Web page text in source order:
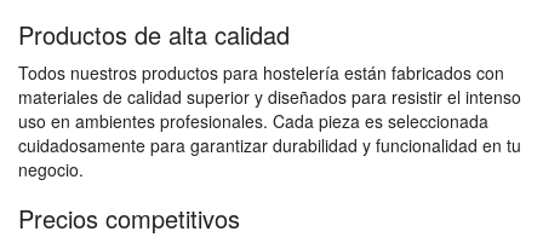
Productos de alta calidad
Todos nuestros productos para hostelería están fabricados con
materiales de calidad superior y diseñados para resistir el intenso
uso en ambientes profesionales. Cada pieza es seleccionada
cuidadosamente para garantizar durabilidad y funcionalidad en tu
negocio.
Precios competitivos